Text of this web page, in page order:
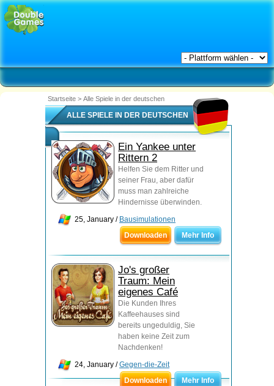
Startseite > Alle Spiele in der deutschen
ALLE SPIELE IN DER DEUTSCHEN
Ein Yankee unter
Rittern 2
Helfen Sie dem Ritter und
seiner Frau, aber dafür
muss man zahlreiche
Hindernisse überwinden.
25, January / Bausimulationen
Downloaden
Mehr Info
Jo's großer
Traum: Mein
eigenes Café
Die Kunden Ihres
Kaffeehauses sind
bereits ungeduldig, Sie
haben keine Zeit zum
Nachdenken!
24, January /Gegen-die-Zeit
Downloaden
Mehr Info